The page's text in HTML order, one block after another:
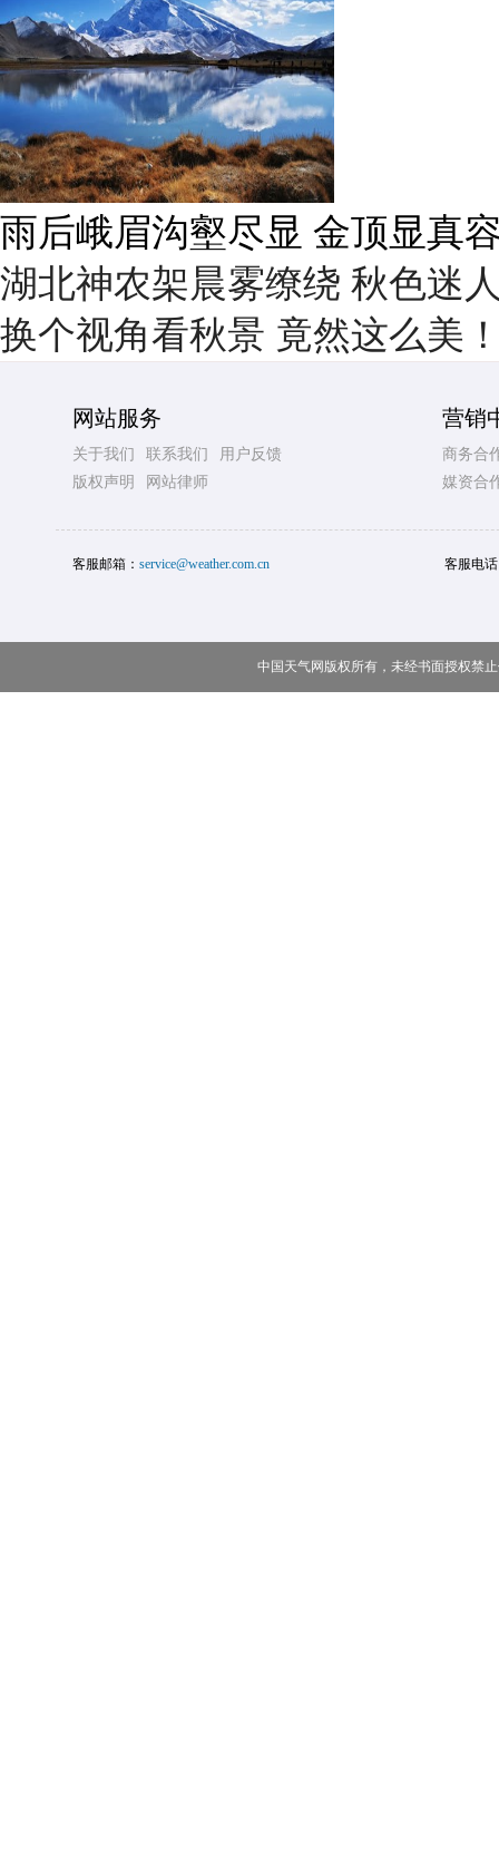
雨后峨眉沟壑尽显 金顶显真
湖北神农架晨雾缭绕 秋色迷
换个视角看秋景 竟然这么美
网站服务
关于我们 联系我们
用户反馈
版权声明
网站律师
营销
商务合
媒资合
客服邮箱： service@weather.com.cn 客服电
中国天气网版权所有，未经书面授权